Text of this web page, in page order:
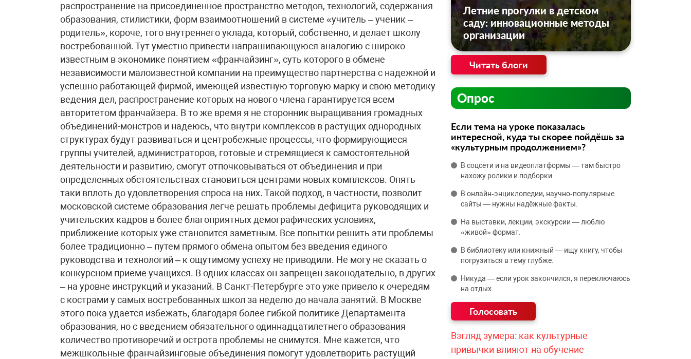
распространение на присоединенное пространство методов, технологий, содержания
образования, стилистики, форм взаимоотношений в системе «учитель – ученик –
родитель», короче, того внутреннего уклада, который, собственно, и делает школу
востребованной. Тут уместно привести напрашивающуюся аналогию с широко
известным в экономике понятием «франчайзинг», суть которого в обмене
независимости малоизвестной компании на преимущество партнерства с надежной и
успешно работающей фирмой, имеющей известную торговую марку и свою методику
ведения дел, распространение которых на нового члена гарантируется всем
авторитетом франчайзера. В то же время я не сторонник выращивания громадных
объединений-монстров и надеюсь, что внутри комплексов в растущих однородных
структурах будут развиваться и центробежные процессы, что формирующиеся
группы учителей, администраторов, готовые и стремящиеся к самостоятельной
деятельности и развитию, смогут отпочковываться от объединения и при
определенных обстоятельствах становиться центрами новых комплексов. Опять-
таки вплоть до удовлетворения спроса на них. Такой подход, в частности, позволит
московской системе образования легче решать проблемы дефицита руководящих и
учительских кадров в более благоприятных демографических условиях,
приближение которых уже становится заметным. Все попытки решить эти проблемы
более традиционно – путем прямого обмена опытом без введения единого
руководства и технологий – к ощутимому успеху не приводили. Не могу не сказать о
конкурсном приеме учащихся. В одних классах он запрещен законодательно, в других
– на уровне инструкций и указаний. В Санкт-Петербурге это уже привело к очередям
с кострами у самых востребованных школ за неделю до начала занятий. В Москве
этого пока удается избежать, благодаря более гибкой политике Департамента
образования, но с введением обязательного одиннадцатилетнего образования
количество противоречий и острота проблемы не снимутся. Мне кажется, что
межшкольные франчайзинговые объединения помогут удовлетворить растущий
Летние прогулки в детском
саду: инновационные методы
организации
Читать блоги
Опрос
Если тема на уроке показалась
интересной, куда ты скорее пойдёшь за
«культурным продолжением»?
В соцсети и на видеоплатформы — там быстро
нахожу ролики и подборки.
В онлайн‑энциклопедии, научно‑популярные
сайты — нужны надёжные факты.
На выставки, лекции, экскурсии — люблю
«живой» формат.
В библиотеку или книжный — ищу книгу, чтобы
погрузиться в тему глубже.
Никуда — если урок закончился, я переключаюсь
на отдых.
Взгляд зумера: как культурные
привычки влияют на обучение